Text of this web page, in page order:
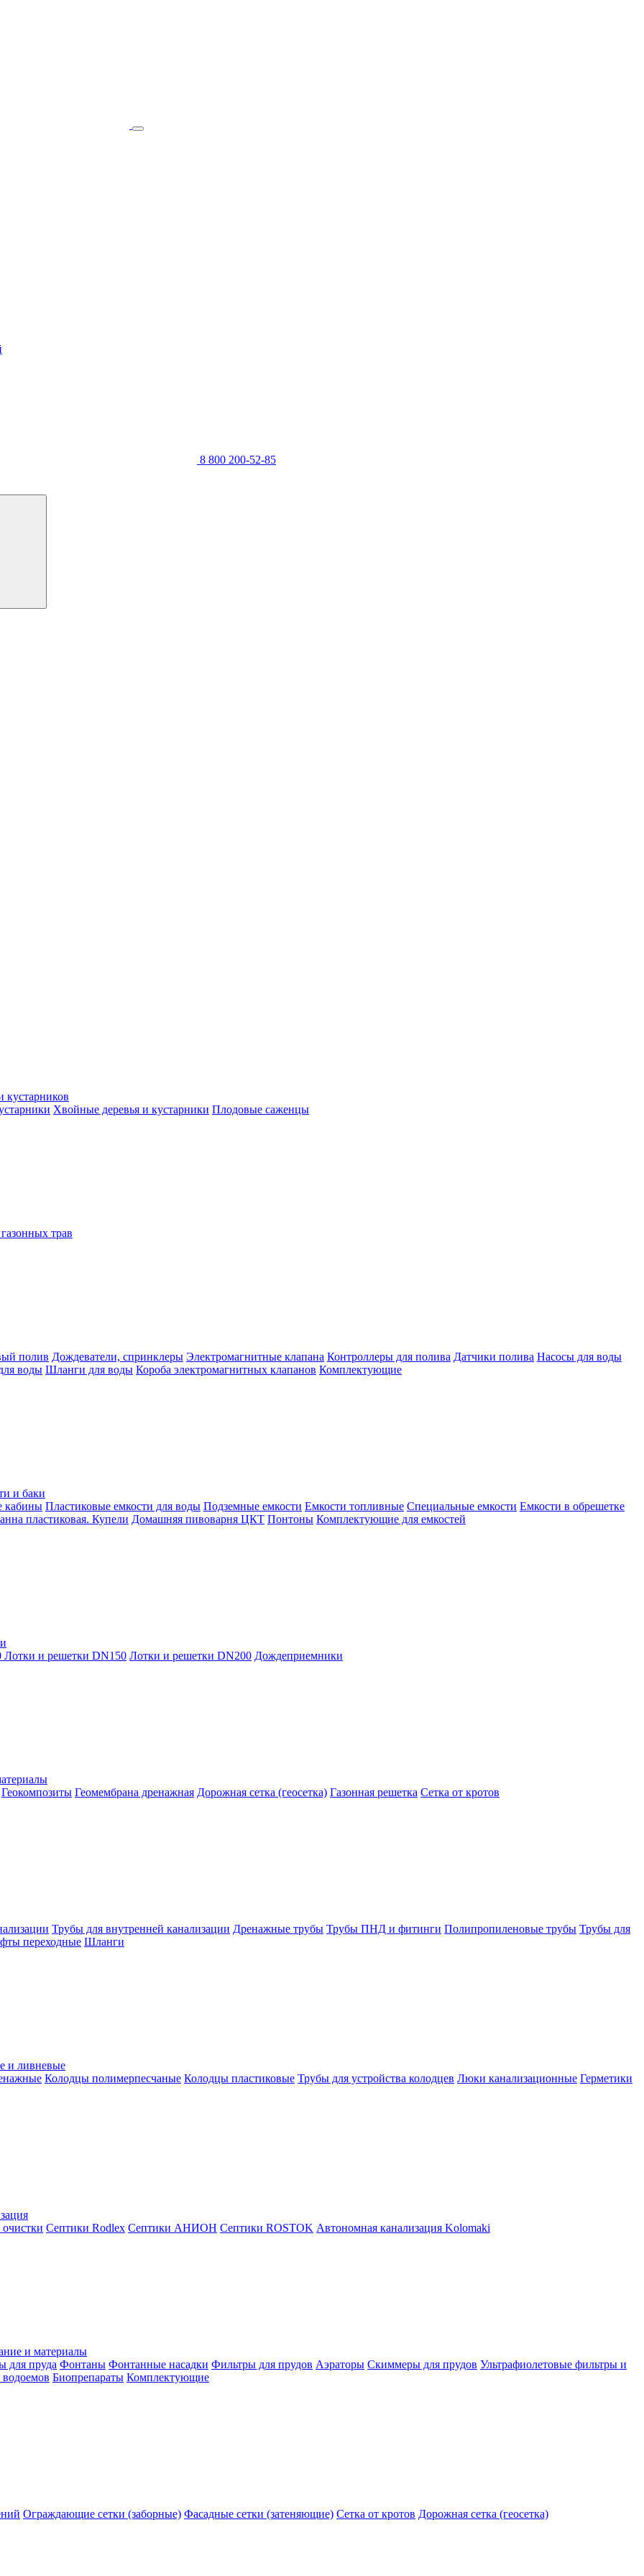
8 800 200-52-85
кустарников
Хвойные деревья и кустарники Плодовые саженцы
трав
полив Дождеватели, спринклеры Электромагнитные клапана Контроллеры для полива Датчики полива Насосы для воды
воды Шланги для воды Короба электромагнитных клапанов Комплектующие
и баки
кабины Пластиковые емкости для воды Подземные емкости Емкости топливные Специальные емкости Емкости в обрешетке
пластиковая. Купели Домашняя пивоварня ЦКТ Понтоны Комплектующие для емкостей
Лотки и решетки DN150 Лотки и решетки DN200 Дождеприемники
Геокомпозиты Геомембрана дренажная Дорожная сетка (геосетка) Газонная решетка Сетка от кротов
Трубы для внутренней канализации Дренажные трубы Трубы ПНД и фитинги Полипропиленовые трубы Трубы для
переходные Шланги
и ливневые
Колодцы полимерпесчаные Колодцы пластиковые Трубы для устройства колодцев Люки канализационные Герметики
Септики Rodlex Септики АНИОН Септики ROSTOK Автономная канализация Kolomaki
и материалы
для пруда Фонтаны Фонтанные насадки Фильтры для прудов Аэраторы Скиммеры для прудов Ультрафиолетовые фильтры и
Биопрепараты Комплектующие
Ограждающие сетки (заборные) Фасадные сетки (затеняющие) Сетка от кротов Дорожная сетка (геосетка)